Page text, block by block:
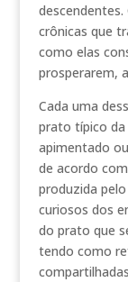
crônicas que
como elas
prosperarem,
Cada uma
prato típico da
apimentado
de acordo
produzida
curiosos dos
do prato que
tendo como